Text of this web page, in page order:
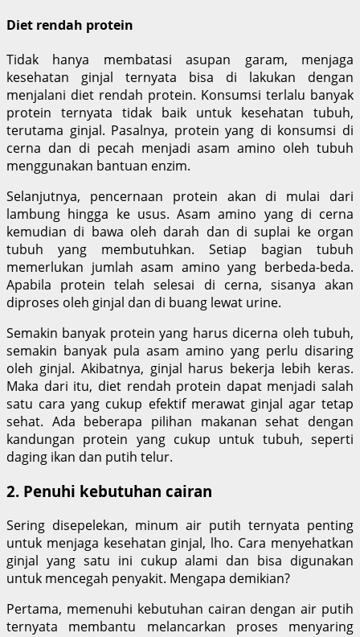
Diet rendah protein
Tidak hanya membatasi asupan garam, menjaga
kesehatan ginjal ternyata bisa di lakukan dengan
menjalani diet rendah protein. Konsumsi terlalu banyak
protein ternyata tidak baik untuk kesehatan tubuh,
terutama ginjal. Pasalnya, protein yang di konsumsi di
cerna dan di pecah menjadi asam amino oleh tubuh
menggunakan bantuan enzim.
Selanjutnya, pencernaan protein akan di mulai dari
lambung hingga ke usus. Asam amino yang di cerna
kemudian di bawa oleh darah dan di suplai ke organ
tubuh yang membutuhkan. Setiap bagian tubuh
memerlukan jumlah asam amino yang berbeda-beda.
Apabila protein telah selesai di cerna, sisanya akan
diproses oleh ginjal dan di buang lewat urine.
Semakin banyak protein yang harus dicerna oleh tubuh,
semakin banyak pula asam amino yang perlu disaring
oleh ginjal. Akibatnya, ginjal harus bekerja lebih keras.
Maka dari itu, diet rendah protein dapat menjadi salah
satu cara yang cukup efektif merawat ginjal agar tetap
sehat. Ada beberapa pilihan makanan sehat dengan
kandungan protein yang cukup untuk tubuh, seperti
daging ikan dan putih telur.
2. Penuhi kebutuhan cairan
Sering disepelekan, minum air putih ternyata penting
untuk menjaga kesehatan ginjal, lho. Cara menyehatkan
ginjal yang satu ini cukup alami dan bisa digunakan
untuk mencegah penyakit. Mengapa demikian?
Pertama, memenuhi kebutuhan cairan dengan air putih
ternyata membantu melancarkan proses menyaring